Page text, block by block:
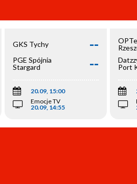
GKS Tychy --
PGE Spójnia
Stargard
--
20.09, 15:00
Emocje TV
20.09, 14:55
Port